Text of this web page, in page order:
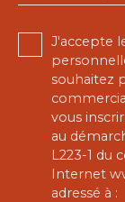
J'accepte
souhaitez
vous
au
L223-1 du
Internet
adressé à :